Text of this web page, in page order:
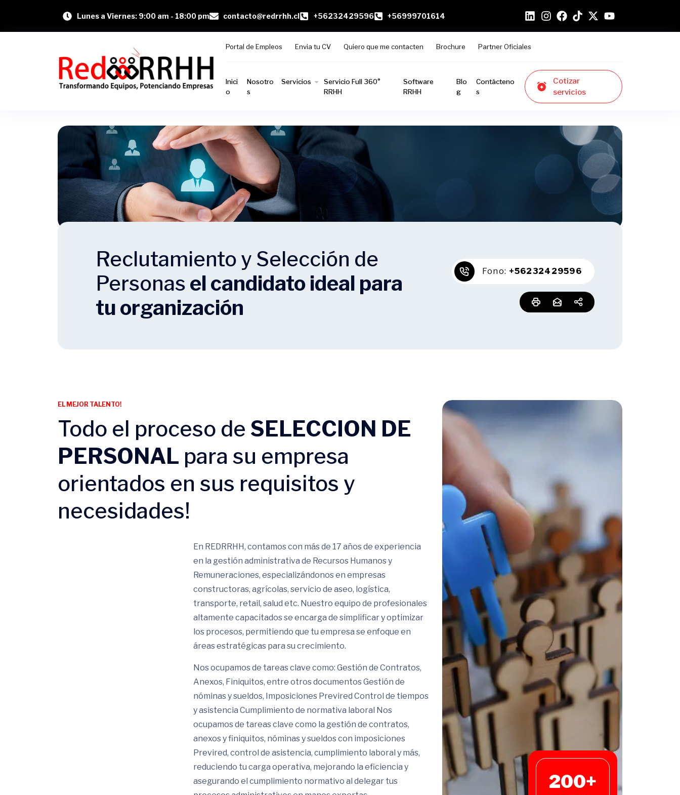
Lunes a Viernes: 9:00 am - 18:00 pm contacto@redrrhh.cl +56232429596 +56999701614
Portal de Empleos Envia tu CV Quiero que me contacten Brochure Partner Oficiales
Inici
o
Nosotro
s
Servicios
Servicio Full 360°
RRHH
Software
RRHH
Blo
g
Contácteno
s
Cotizar
servicios
Reclutamiento y Selección de
Personas el candidato ideal para
tu organización
Fono: +56232429596
EL MEJOR TALENTO!
Todo el proceso de SELECCION DE
PERSONAL para su empresa
orientados en sus requisitos y
necesidades!
En REDRRHH, contamos con más de 17 años de experiencia
en la gestión administrativa de Recursos Humanos y
Remuneraciones, especializándonos en empresas
constructoras, agrícolas, servicio de aseo, logística,
transporte, retail, salud etc. Nuestro equipo de profesionales
altamente capacitados se encarga de simplificar y optimizar
los procesos, permitiendo que tu empresa se enfoque en
áreas estratégicas para su crecimiento.
Nos ocupamos de tareas clave como: Gestión de Contratos,
Anexos, Finiquitos, entre otros documentos Gestión de
nóminas y sueldos, Imposiciones Previred Control de tiempos
y asistencia Cumplimiento de normativa laboral Nos
ocupamos de tareas clave como la gestión de contratos,
anexos y finiquitos, nóminas y sueldos con imposiciones
Previred, control de asistencia, cumplimiento laboral y más,
reduciendo tu carga operativa, mejorando la eficiencia y
asegurando el cumplimiento normativo al delegar tus
200+